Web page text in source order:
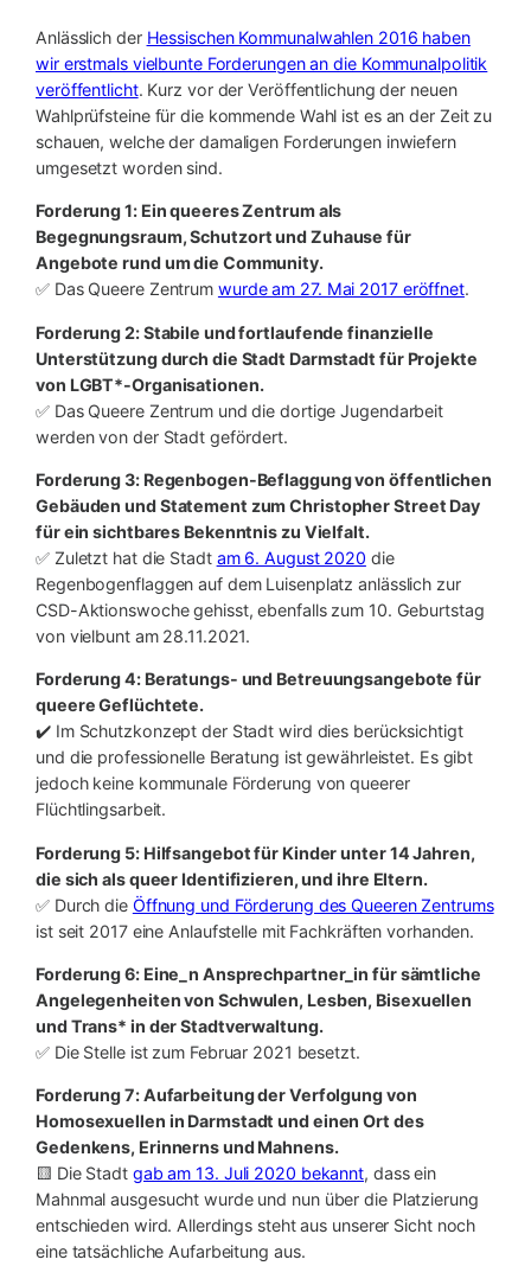
Anlässlich der Hessischen Kommunalwahlen 2016 haben
wir erstmals vielbunte Forderungen an die Kommunalpolitik
veröffentlicht. Kurz vor der Veröffentlichung der neuen
Wahlprüfsteine für die kommende Wahl ist es an der Zeit zu
schauen, welche der damaligen Forderungen inwiefern
umgesetzt worden sind.
Forderung 1: Ein queeres Zentrum als
Begegnungsraum, Schutzort und Zuhause für
Angebote rund um die Community.
✅ Das Queere Zentrum wurde am 27. Mai 2017 eröffnet.
Forderung 2: Stabile und fortlaufende finanzielle
Unterstützung durch die Stadt Darmstadt für Projekte
von LGBT*-Organisationen.
✅ Das Queere Zentrum und die dortige Jugendarbeit
werden von der Stadt gefördert.
Forderung 3: Regenbogen-Beflaggung von öffentlichen
Gebäuden und Statement zum Christopher Street Day
für ein sichtbares Bekenntnis zu Vielfalt.
✅ Zuletzt hat die Stadt am 6. August 2020 die
Regenbogenflaggen auf dem Luisenplatz anlässlich zur
CSD-Aktionswoche gehisst, ebenfalls zum 10. Geburtstag
von vielbunt am 28.11.2021.
Forderung 4: Beratungs- und Betreuungsangebote für
queere Geflüchtete.
✔️ Im Schutzkonzept der Stadt wird dies berücksichtigt
und die professionelle Beratung ist gewährleistet. Es gibt
jedoch keine kommunale Förderung von queerer
Flüchtlingsarbeit.
Forderung 5: Hilfsangebot für Kinder unter 14 Jahren,
die sich als queer Identifizieren, und ihre Eltern.
✅ Durch die Öffnung und Förderung des Queeren Zentrums
ist seit 2017 eine Anlaufstelle mit Fachkräften vorhanden.
Forderung 6: Eine_n Ansprechpartner_in für sämtliche
Angelegenheiten von Schwulen, Lesben, Bisexuellen
und Trans* in der Stadtverwaltung.
✅ Die Stelle ist zum Februar 2021 besetzt.
Forderung 7: Aufarbeitung der Verfolgung von
Homosexuellen in Darmstadt und einen Ort des
Gedenkens, Erinnerns und Mahnens.
🟨 Die Stadt gab am 13. Juli 2020 bekannt, dass ein
Mahnmal ausgesucht wurde und nun über die Platzierung
entschieden wird. Allerdings steht aus unserer Sicht noch
eine tatsächliche Aufarbeitung aus.